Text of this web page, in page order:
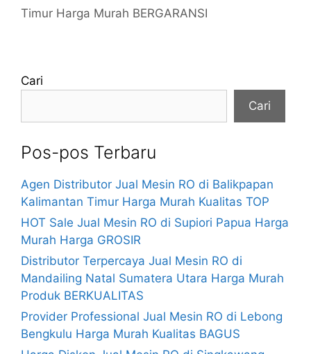
Timur Harga Murah BERGARANSI
Cari
Cari
Pos-pos Terbaru
Agen Distributor Jual Mesin RO di Balikpapan
Kalimantan Timur Harga Murah Kualitas TOP
HOT Sale Jual Mesin RO di Supiori Papua Harga
Murah Harga GROSIR
Distributor Terpercaya Jual Mesin RO di
Mandailing Natal Sumatera Utara Harga Murah
Produk BERKUALITAS
Provider Professional Jual Mesin RO di Lebong
Bengkulu Harga Murah Kualitas BAGUS